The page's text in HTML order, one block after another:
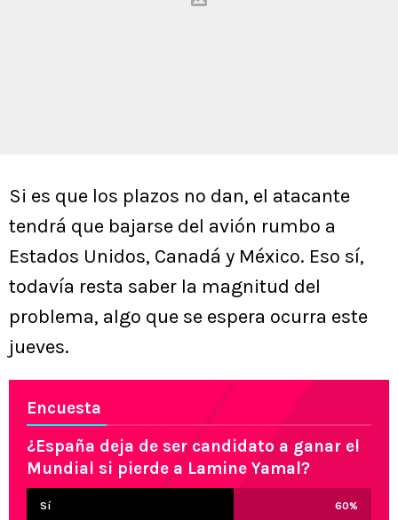
Si es que los plazos no dan, el atacante
tendrá que bajarse del avión rumbo a
Estados Unidos, Canadá y México. Eso sí,
todavía resta saber la magnitud del
problema, algo que se espera ocurra este
jueves.
Encuesta
¿España deja de ser candidato a ganar el
Mundial si pierde a Lamine Yamal?
Sí 60%